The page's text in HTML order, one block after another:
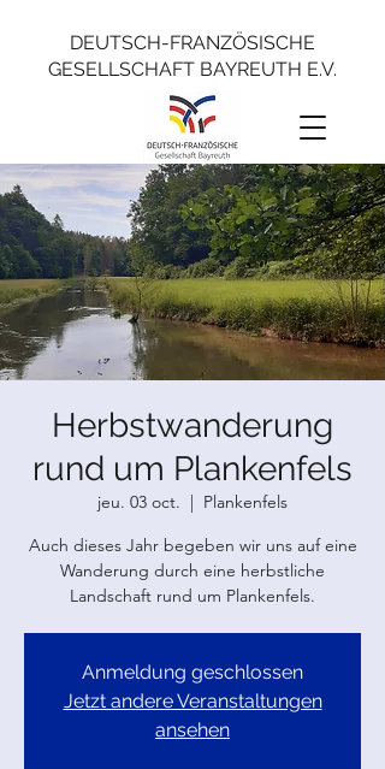
DEUTSCH-FRANZÖSISCHE
GESELLSCHAFT BAYREUTH E.V.
Herbstwanderung
rund um Plankenfels
jeu. 03 oct.
  |
Plankenfels
Auch dieses Jahr begeben wir uns auf eine
Wanderung durch eine herbstliche
Landschaft rund um Plankenfels.
Anmeldung geschlossen
Jetzt andere Veranstaltungen
ansehen